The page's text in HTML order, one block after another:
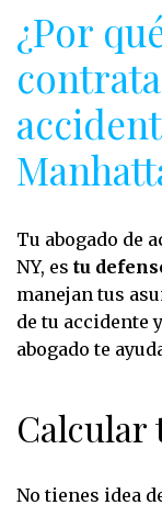
¿Por
Tu abogado de
NY, es tu
manejan tus
de tu accidente
abogado te
Calcular
No tienes idea